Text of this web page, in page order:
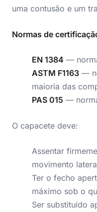
uma contusão e um
Normas de
EN 1384 —
ASTM F1163 —
maioria das
PAS 015 —
O capacete deve:
Assentar
movimento
Ter o fecho
máximo sob o
Ser substituído